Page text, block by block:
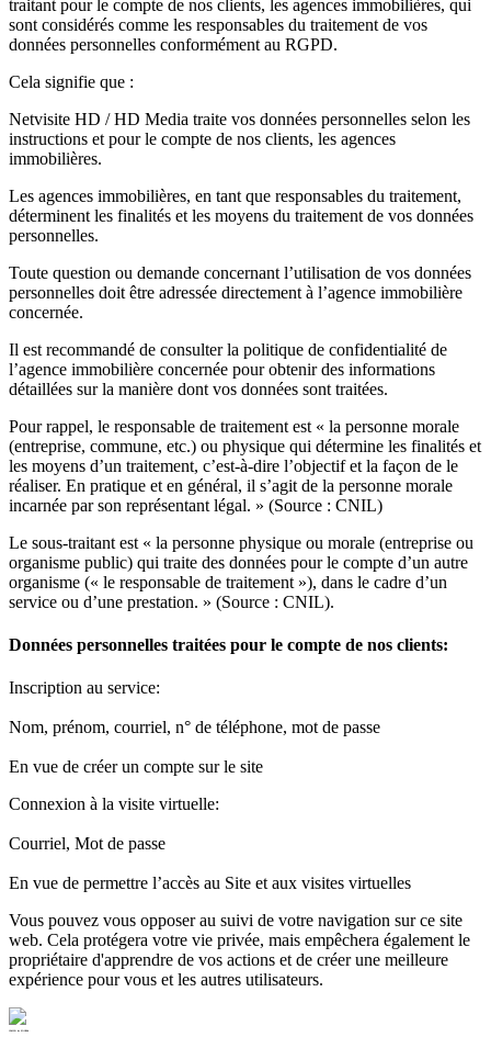
traitant pour le compte de nos clients, les agences immobilières, qui
sont considérés comme les responsables du traitement de vos
données personnelles conformément au RGPD.
Cela signifie que :
Netvisite HD / HD Media traite vos données personnelles selon les
instructions et pour le compte de nos clients, les agences
immobilières.
Les agences immobilières, en tant que responsables du traitement,
déterminent les finalités et les moyens du traitement de vos données
personnelles.
Toute question ou demande concernant l’utilisation de vos données
personnelles doit être adressée directement à l’agence immobilière
concernée.
Il est recommandé de consulter la politique de confidentialité de
l’agence immobilière concernée pour obtenir des informations
détaillées sur la manière dont vos données sont traitées.
Pour rappel, le responsable de traitement est « la personne morale
(entreprise, commune, etc.) ou physique qui détermine les finalités et
les moyens d’un traitement, c’est-à-dire l’objectif et la façon de le
réaliser. En pratique et en général, il s’agit de la personne morale
incarnée par son représentant légal. » (Source : CNIL)
Le sous-traitant est « la personne physique ou morale (entreprise ou
organisme public) qui traite des données pour le compte d’un autre
organisme (« le responsable de traitement »), dans le cadre d’un
service ou d’une prestation. » (Source : CNIL).
Données personnelles traitées pour le compte de nos clients:
Inscription au service:
Nom, prénom, courriel, n° de téléphone, mot de passe
En vue de créer un compte sur le site
Connexion à la visite virtuelle:
Courriel, Mot de passe
En vue de permettre l’accès au Site et aux visites virtuelles
Vous pouvez vous opposer au suivi de votre navigation sur ce site
web. Cela protégera votre vie privée, mais empêchera également le
propriétaire d'apprendre de vos actions et de créer une meilleure
expérience pour vous et les autres utilisateurs.